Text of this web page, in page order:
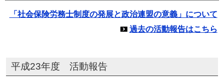
「社会保険労務士制度の発展と政治連盟の意義」について
過去の活動報告はこちら
平成23年度 活動報告